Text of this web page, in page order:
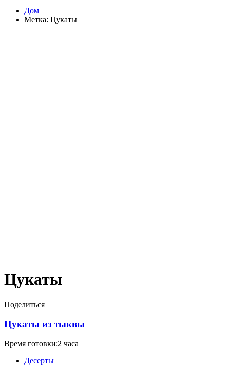
Дом
Метка: Цукаты
Цукаты
Поделиться
Цукаты из тыквы
Время готовки:2 часа
Десерты